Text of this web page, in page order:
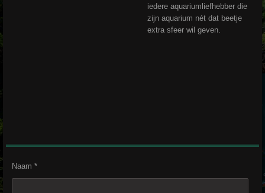
iedere aquariumliefhebber die
zijn aquarium nét dat beetje
extra sfeer wil geven.
Naam *